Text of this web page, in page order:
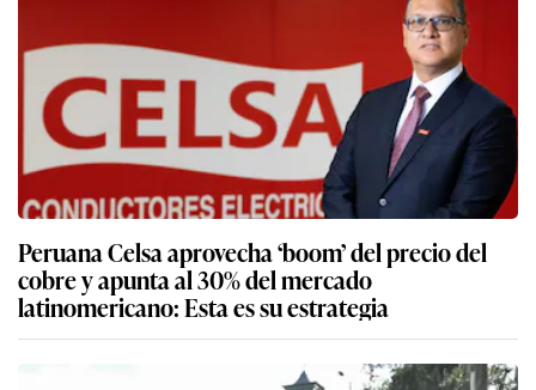
Peruana Celsa aprovecha ‘boom’ del precio del
cobre y apunta al 30% del mercado
latinomericano: Esta es su estrategia